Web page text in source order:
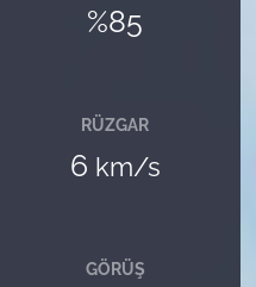
%85
RÜZGAR
6 km/s
GÖRÜŞ